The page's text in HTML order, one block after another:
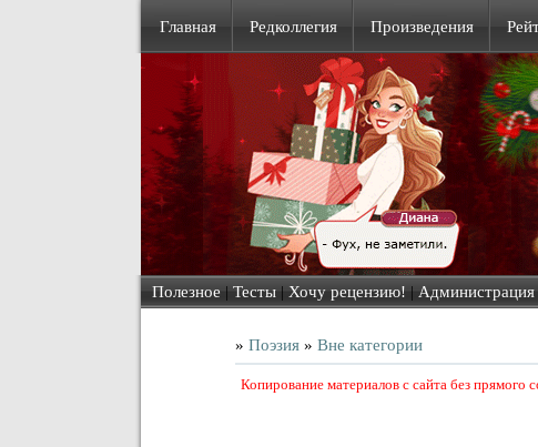
Главная Редколлегия Произведения
Полезное | Тесты | Хочу рецензию! | Администрация
» Поэзия » Вне категории
Копирование материалов с сайта без